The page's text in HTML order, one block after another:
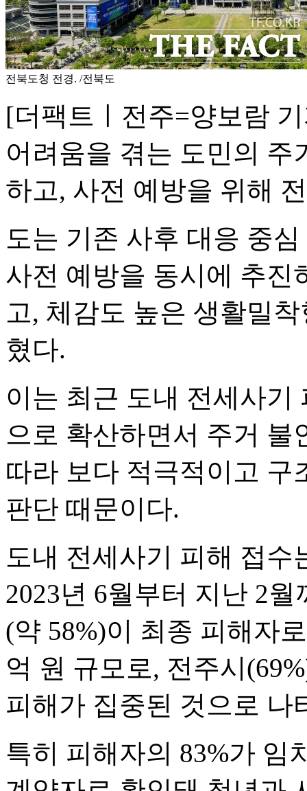
전북도청 전경. /전북도
[더팩트ㅣ전주=양보람
어려움을 겪는 도민의 주
하고, 사전 예방을 위해
도는 기존 사후 대응 중
사전 예방을 동시에 추진
고, 체감도 높은 생활밀
혔다.
이는 최근 도내 전세사기
으로 확산하면서 주거 불
따라 보다 적극적이고 구
판단 때문이다.
도내 전세사기 피해 접
2023년 6월부터 지난 2
(약 58%)이 최종 피해자
억 원 규모로, 전주시
피해가 집중된 것으로 나
특히 피해자의 83%가 임